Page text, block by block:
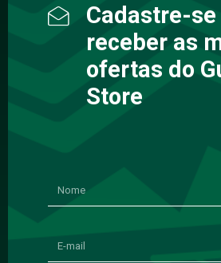
Cadastre-
receber as
ofertas do
Store